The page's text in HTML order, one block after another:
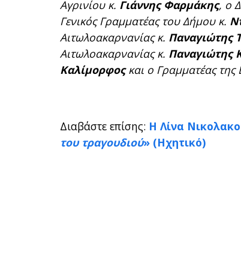
Αγρινίου κ. Γιάννης Φαρμάκης, ο
Γενικός Γραμματέας του Δήμου κ.
Αιτωλοακαρνανίας κ. Παναγιώτης
Αιτωλοακαρνανίας κ. Παναγιώτης
Καλίμορφοςκαι ο Γραμματέας της
Διαβάστε επίσης: Η Λίνα
του τραγουδιού» (Ηχητικό)